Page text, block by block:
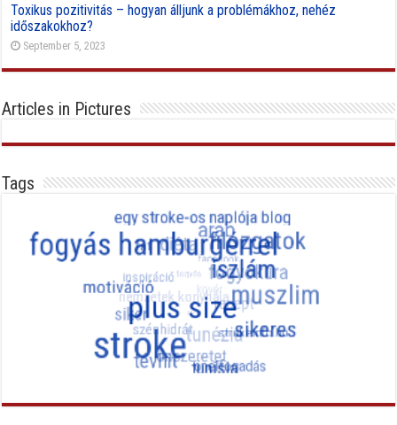
Toxikus pozitivitás – hogyan álljunk a problémákhoz, nehéz
időszakokhoz?
September 5, 2023
Articles in Pictures
Tags